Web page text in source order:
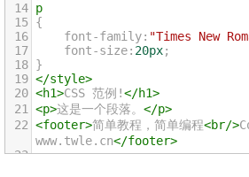
14 p
15 {
16
font-family: "Times New
17
font-size: 20px;
18 }
19 </style>
20 <h1>CSS 范例!</h1>
21
<p>这是一个段落。 </p>
22 <footer>简单教程，简单编程<br/>
www.twle.cn</footer>
23